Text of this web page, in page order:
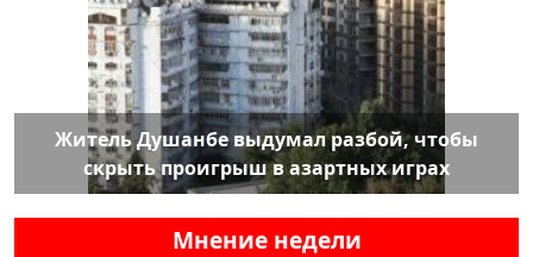
Житель Душанбе выдумал разбой, чтобы
скрыть проигрыш в азартных играх
Мнение недели